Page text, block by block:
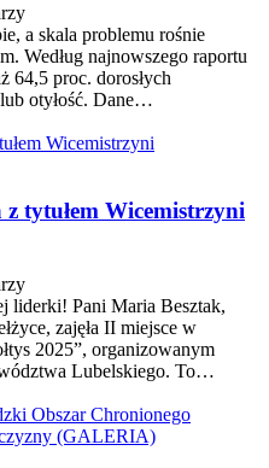
a skala problemu rośnie
Według najnowszego raportu
64,5 proc. dorosłych
otyłość. Dane…
z tytułem Wicemistrzyni
liderki! Pani Maria Besztak,
zajęła II miejsce w
2025”, organizowanym
Lubelskiego. To…